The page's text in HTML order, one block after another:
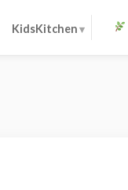
KidsKitchen